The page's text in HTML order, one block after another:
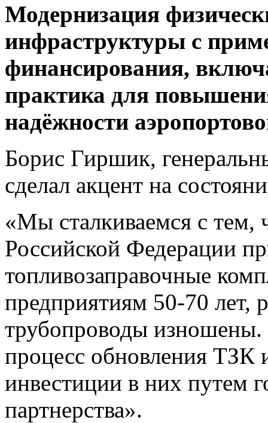
Модернизация
инфраструктуры с
финансирования,
практика для
надёжности
Борис Гиршик,
сделал акцент на
«Мы сталкиваемся с тем,
Российской Федерации
топливозаправочные
предприятиям 50-70 лет,
трубопроводы изношены.
процесс обновления ТЗК
инвестиции в них путем
партнерства».